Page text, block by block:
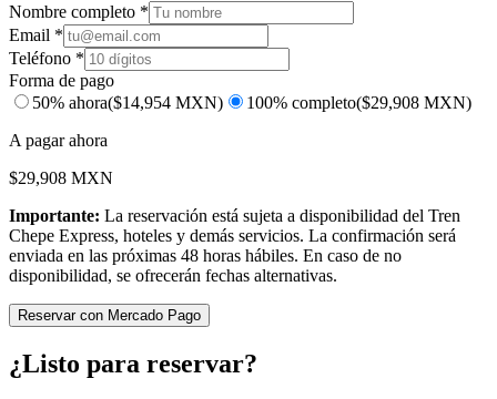
Nombre completo *
Email *
Teléfono *
Forma de pago
50% ahora($14,954 MXN) 100% completo($29,908 MXN)
A pagar ahora
$29,908 MXN
Importante: La reservación está sujeta a disponibilidad del Tren
Chepe Express, hoteles y demás servicios. La confirmación será
enviada en las próximas 48 horas hábiles. En caso de no
disponibilidad, se ofrecerán fechas alternativas.
Reservar con Mercado Pago
¿Listo para reservar?